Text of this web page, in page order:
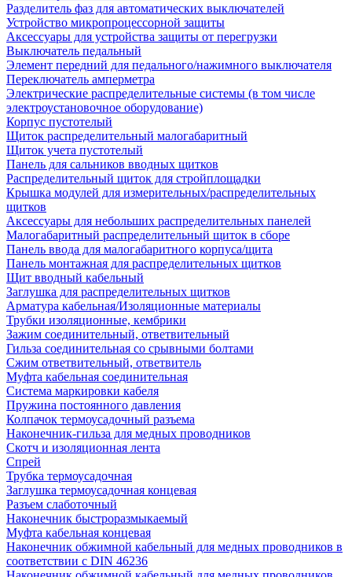
Разделитель фаз для автоматических выключателей
Устройство микропроцессорной защиты
Аксессуары для устройства защиты от перегрузки
Выключатель педальный
Элемент передний для педального/нажимного выключателя
Переключатель амперметра
Электрические распределительные системы (в том числе
электроустановочное оборудование)
Корпус пустотелый
Щиток распределительный малогабаритный
Щиток учета пустотелый
Панель для сальников вводных щитков
Распределительный щиток для стройплощадки
Крышка модулей для измерительных/распределительных
щитков
Аксессуары для небольших распределительных панелей
Малогабаритный распределительный щиток в сборе
Панель ввода для малогабаритного корпуса/щита
Панель монтажная для распределительных щитков
Щит вводный кабельный
Заглушка для распределительных щитков
Арматура кабельная/Изоляционные материалы
Трубки изоляционные, кембрики
Зажим соединительный, ответвительный
Гильза соединительная со срывными болтами
Сжим ответвительный, ответвитель
Муфта кабельная соединительная
Система маркировки кабеля
Пружина постоянного давления
Колпачок термоусадочный разъема
Наконечник-гильза для медных проводников
Скотч и изоляционная лента
Спрей
Трубка термоусадочная
Заглушка термоусадочная концевая
Разъем слаботочный
Наконечник быстроразмыкаемый
Муфта кабельная концевая
Наконечник обжимной кабельный для медных проводников в
соответствии с DIN 46236